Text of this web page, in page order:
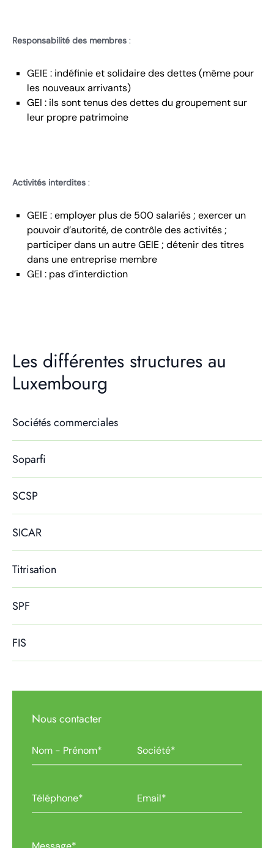
Responsabilité des membres :
GEIE : indéfinie et solidaire des dettes (même pour
les nouveaux arrivants)
GEI : ils sont tenus des dettes du groupement sur
leur propre patrimoine
Activités interdites :
GEIE : employer plus de 500 salariés ; exercer un
pouvoir d’autorité, de contrôle des activités ;
participer dans un autre GEIE ; détenir des titres
dans une entreprise membre
GEI : pas d’interdiction
Les différentes structures au
Luxembourg
Sociétés commerciales
Soparfi
SCSP
SICAR
Titrisation
SPF
FIS
Nous contacter